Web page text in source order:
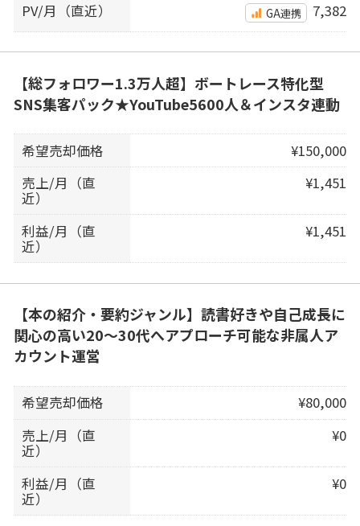
PV/月（直近） GA連携 7,382
【総フォロワー1.3万人超】ボートレース特化型
SNS集客パック★YouTube5600人＆インスタ連動
希望売却価格
¥150,000
売上/月（直
近）
¥1,451
利益/月（直
近）
¥1,451
【本の紹介・要約ジャンル】読書好きや自己成長に
関心の高い20〜30代へアプローチ可能な非属人ア
カウント運営
希望売却価格
¥80,000
売上/月（直
近）
¥0
利益/月（直
近）
¥0